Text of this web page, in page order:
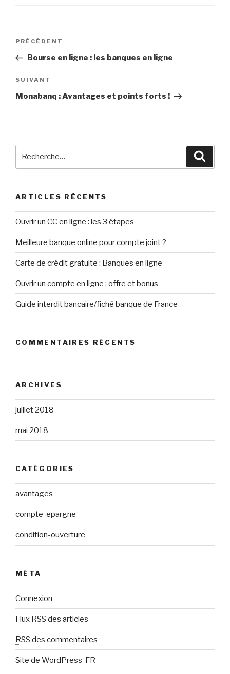
Navigation
l’article
Article
précédent
PRÉCÉDENT
Bourse en ligne : les banques en ligne
Article
suivant
SUIVANT
Monabanq : Avantages et points forts !
ARTICLES RÉCENTS
Ouvrir un CC en ligne : les 3 étapes
Meilleure banque online pour compte joint ?
Carte de crédit gratuite : Banques en ligne
Ouvrir un compte en ligne : offre et bonus
Guide interdit bancaire/fiché banque de France
COMMENTAIRES RÉCENTS
ARCHIVES
juillet 2018
mai 2018
CATÉGORIES
avantages
compte-epargne
condition-ouverture
MÉTA
Connexion
Flux RSS des articles
RSS des commentaires
Site de WordPress-FR